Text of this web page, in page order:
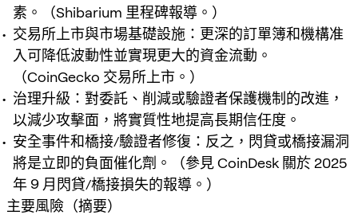
素。（Shibarium 里程碑報導。）
交易所上市與市場基礎設施：更深的訂單簿和機構准
入可降低波動性並實現更大的資金流動。
（CoinGecko 交易所上市。）
治理升級：對委託、削減或驗證者保護機制的改進，
以減少攻擊面，將實質性地提高長期信任度。
安全事件和橋接/驗證者修復：反之，閃貸或橋接漏洞
將是立即的負面催化劑。（參見 CoinDesk 關於 2025
年 9 月閃貸/橋接損失的報導。）
主要風險（摘要）